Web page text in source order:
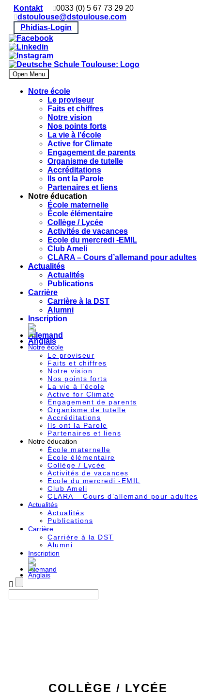
Kontakt
0033 (0) 5 67 73 29 20
dstoulouse@dstoulouse.com
Phidias-Login
Open Menu
Notre école
Le proviseur
Faits et chiffres
Notre vision
Nos points forts
La vie à l’école
Active for Climate
Engagement de parents
Organisme de tutelle
Accréditations
Ils ont la Parole
Partenaires et liens
Notre éducation
École maternelle
École élémentaire
Collège / Lycée
Activités de vacances
Ecole du mercredi -EMIL
Club Ameli
CLARA – Cours d’allemand pour adultes
Actualités
Actualités
Publications
Carrière
Carrière à la DST
Alumni
Inscription
Notre école
Le proviseur
Faits et chiffres
Notre vision
Nos points forts
La vie à l’école
Active for Climate
Engagement de parents
Organisme de tutelle
Accréditations
Ils ont la Parole
Partenaires et liens
Notre éducation
École maternelle
École élémentaire
Collège / Lycée
Activités de vacances
Ecole du mercredi -EMIL
Club Ameli
CLARA – Cours d’allemand pour adultes
Actualités
Actualités
Publications
Carrière
Carrière à la DST
Alumni
Inscription
COLLÈGE / LYCÉE